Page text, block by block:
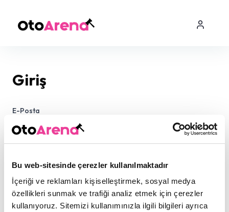
Bu web-sitesinde çerezler kullanılmaktadır
İçeriği ve reklamları kişiselleştirmek, sosyal medya
özellikleri sunmak ve trafiği analiz etmek için çerezler
kullanıyoruz. Sitemizi kullanımınızla ilgili bilgileri ayrıca
Giriş
E-Posta